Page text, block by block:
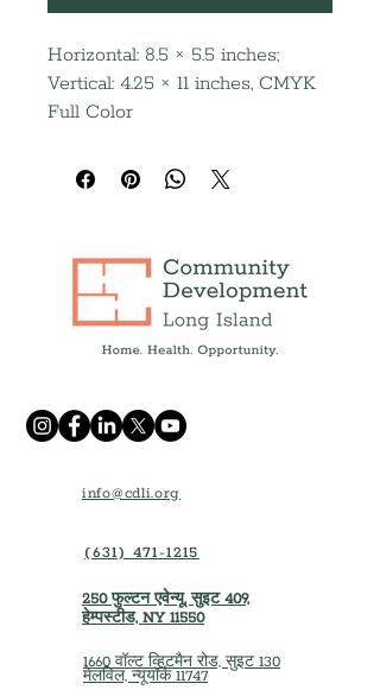
Horizontal: 8.5 × 5.5 inches;
Vertical: 4.25 × 11 inches, CMYK
Full Color
info@cdli.org
(631) 471-1215
250 फुल्टन एवेन्यू, सुइट 409,
हेम्पस्टीड, NY 11550
1660 वॉल्ट व्हिटमैन रोड, सुइट 130
मेलविल, न्यूयॉर्क 11747